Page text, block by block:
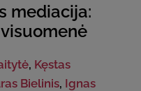
mediacija:
, Kęstas
Bielinis, Ignas